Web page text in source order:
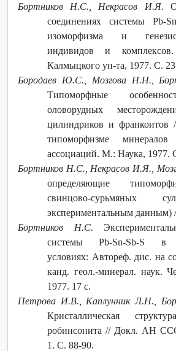
Бортников Н.С., Некрасов И.Я.
соединениях системы Pb-
изоморфизма и
индивидов и
Калмыцкого ун-та, 1977. С.
Бородаев Ю.С., Мозгова Н.Н.,
Типоморфные
оловорудных
цилиндриков и
типоморфизме
ассоциаций. М.: Наука, 1977.
Бортников Н.С., Некрасов И.Я.,
определяющие
свинцово-сурьмяных
экспериментальным данным)
Бортников Н.С.
системы Pb-Sn-Sb-S в
условиях: Автореф. дис. на
канд. геол.-минерал. наук.
1977. 17 с.
Петрова И.В., Каплунник Л.Н.,
Кристаллическая
робинсонита // Докл. АН
1. С. 88-90.